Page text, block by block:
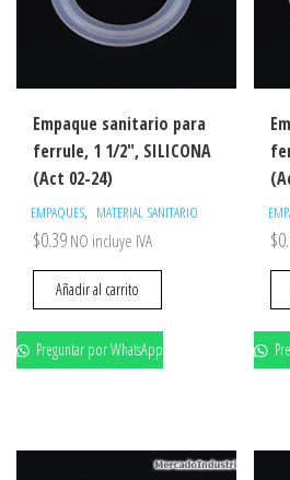
Empaque sanitario para
ferrule, 1 1/2″, SILICONA
(Act 02-24)
EMPAQUES, MATERIAL SANITARIO
$0.39 NO incluye IVA
Añadir al carrito
Preguntar por WhatsApp
$